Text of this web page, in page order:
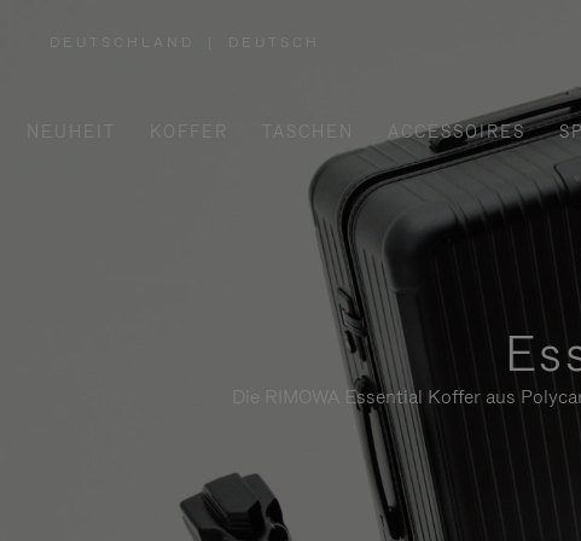
DEUTSCHLAND DEUTSCH
NEUHEIT KOFFER TASCHEN ACCESSOIRES
Die RIMOWA Essential Koffer aus